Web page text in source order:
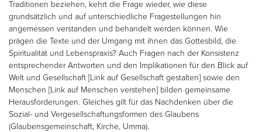
Traditionen beziehen, kehrt die Frage wieder, wie diese
grundsätzlich und auf unterschiedliche Fragestellungen hin
angemessen verstanden und behandelt werden können. Wie
prägen die Texte und der Umgang mit ihnen das Gottesbild, die
Spiritualität und Lebenspraxis? Auch Fragen nach der Konsistenz
entsprechender Antworten und den Implikationen für den Blick auf
Welt und Gesellschaft [Link auf Gesellschaft gestalten] sowie den
Menschen [Link auf Menschen verstehen] bilden gemeinsame
Herausforderungen. Gleiches gilt für das Nachdenken über die
Sozial- und Vergesellschaftungsformen des Glaubens
(Glaubensgemeinschaft, Kirche, Umma).